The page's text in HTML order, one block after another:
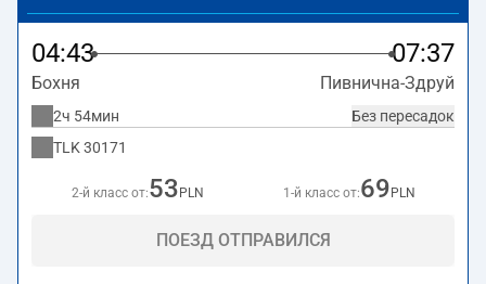
Здруй.
04:43 07:37
Бохня Пивнична-Здруй
Без пересадок
2ч 54мин
TLK 30171
2-й класс от:53 PLN 1-й класс от:69 PLN
ПОЕЗД ОТПРАВИЛСЯ